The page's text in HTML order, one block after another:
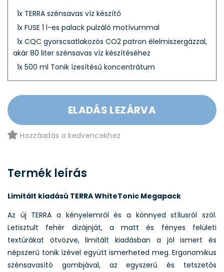
1x TERRA szénsavas víz készítő
1x FUSE 1 l-es palack pulzáló motívummal
1x CQC gyorscsatlakozós CO2 patron élelmiszergázzal,
akár 80 liter szénsavas víz készítéséhez
1x 500 ml Tonik ízesítésű koncentrátum
ELADÁS LEZÁRVA
Hozzáadás a kedvencekhez
Termék leírás
Limitált kiadású TERRA WhiteTonic Megapack
Az új TERRA a kényelemről és a könnyed stílusról szól.
Letisztult fehér dizájnját, a matt és fényes felületi
textúrákat ötvözve, limitált kiadásban a jól ismert és
népszerű tonik ízével együtt ismerheted meg. Ergonomikus
szénsavasító gombjával, az egyszerű és tetszetős